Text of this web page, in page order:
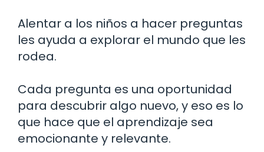
Alentar a los niños a hacer preguntas
les ayuda a explorar el mundo que les
rodea.
Cada pregunta es una oportunidad
para descubrir algo nuevo, y eso es lo
que hace que el aprendizaje sea
emocionante y relevante.